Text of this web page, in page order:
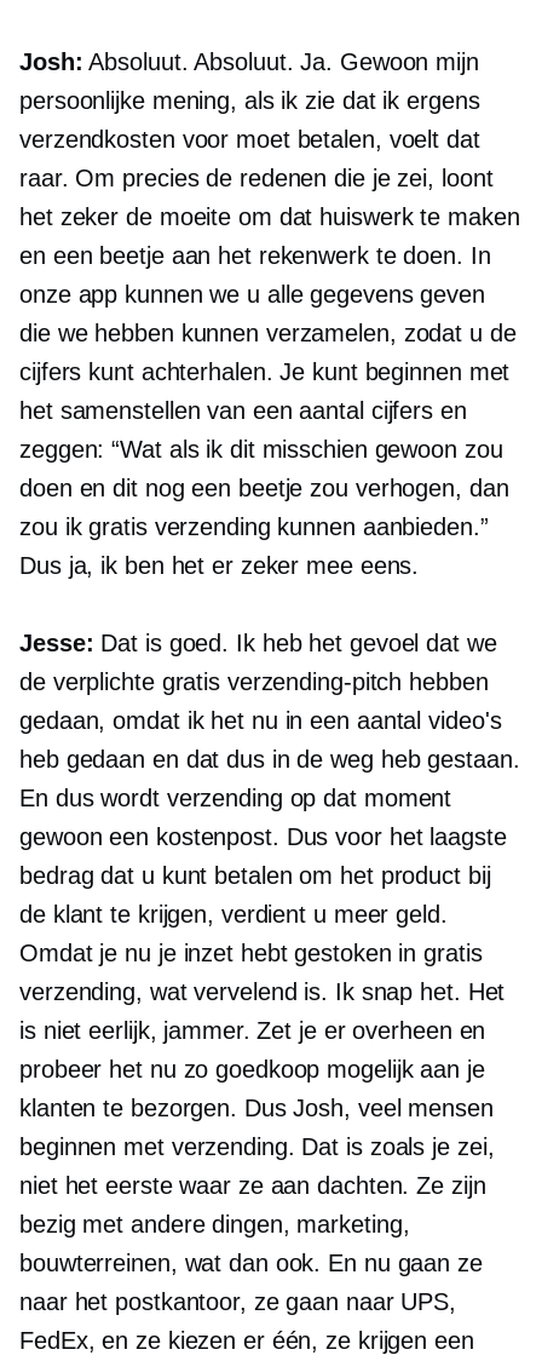
Josh: Absoluut. Absoluut. Ja. Gewoon mijn
persoonlijke mening, als ik zie dat ik ergens
verzendkosten voor moet betalen, voelt dat
raar. Om precies de redenen die je zei, loont
het zeker de moeite om dat huiswerk te maken
en een beetje aan het rekenwerk te doen. In
onze app kunnen we u alle gegevens geven
die we hebben kunnen verzamelen, zodat u de
cijfers kunt achterhalen. Je kunt beginnen met
het samenstellen van een aantal cijfers en
zeggen: “Wat als ik dit misschien gewoon zou
doen en dit nog een beetje zou verhogen, dan
zou ik gratis verzending kunnen aanbieden.”
Dus ja, ik ben het er zeker mee eens.
Jesse: Dat is goed. Ik heb het gevoel dat we
de verplichte gratis verzending-pitch hebben
gedaan, omdat ik het nu in een aantal video's
heb gedaan en dat dus in de weg heb gestaan.
En dus wordt verzending op dat moment
gewoon een kostenpost. Dus voor het laagste
bedrag dat u kunt betalen om het product bij
de klant te krijgen, verdient u meer geld.
Omdat je nu je inzet hebt gestoken in gratis
verzending, wat vervelend is. Ik snap het. Het
is niet eerlijk, jammer. Zet je er overheen en
probeer het nu zo goedkoop mogelijk aan je
klanten te bezorgen. Dus Josh, veel mensen
beginnen met verzending. Dat is zoals je zei,
niet het eerste waar ze aan dachten. Ze zijn
bezig met andere dingen, marketing,
bouwterreinen, wat dan ook. En nu gaan ze
naar het postkantoor, ze gaan naar UPS,
FedEx, en ze kiezen er één, ze krijgen een